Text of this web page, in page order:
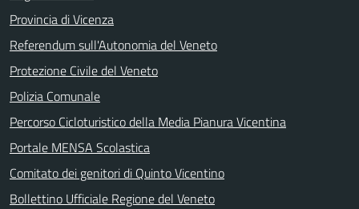
Provincia di Vicenza
Referendum sull'Autonomia del Veneto
Protezione Civile del Veneto
Polizia Comunale
Percorso Cicloturistico della Media Pianura Vicentina
Portale MENSA Scolastica
Comitato dei genitori di Quinto Vicentino
Bollettino Ufficiale Regione del Veneto